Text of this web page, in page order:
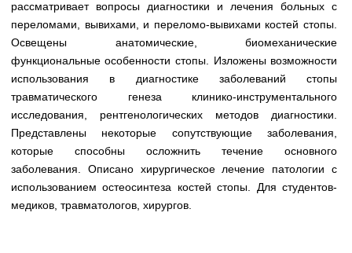
Новости (244)
Медицинская стандартизация
Нормативы экстренной и неотложной помощи
Нормы лабораторных и инструментальных
исследований
рассматривает вопросы диагностики и лечения больных с
переломами, вывихами, и переломо-вывихами костей стопы.
Освещены анатомические, биомеханические
функциональные особенности стопы. Изложены возможности
использования в диагностике заболеваний стопы
травматического генеза клинико-инструментального
исследования, рентгенологических методов диагностики.
Представлены некоторые сопутствующие заболевания,
которые способны осложнить течение основного
заболевания. Описано хирургическое лечение патологии с
использованием остеосинтеза костей стопы. Для студентов-
медиков, травматологов, хирургов.